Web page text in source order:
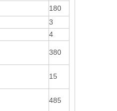
180
3
4
380
15
485